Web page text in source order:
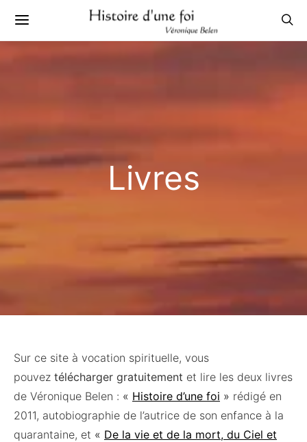
Livres
Sur ce site à vocation spirituelle, vous
pouvez télécharger gratuitement et lire les deux livres
de Véronique Belen : « Histoire d’une foi » rédigé en
2011, autobiographie de l’autrice de son enfance à la
quarantaine, et « De la vie et de la mort, du Ciel et